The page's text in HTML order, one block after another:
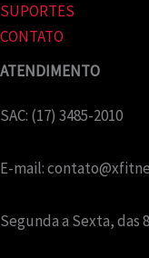
SUPORTES
CONTATO
ATENDIMENTO
SAC: (17) 3485-2010
E-mail:
Segunda a Sexta, das